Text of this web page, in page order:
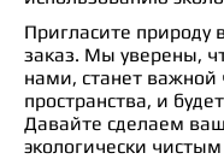
Пригласите
заказ. Мы уверены,
нами, станет
пространства, и
Давайте сделаем
экологически